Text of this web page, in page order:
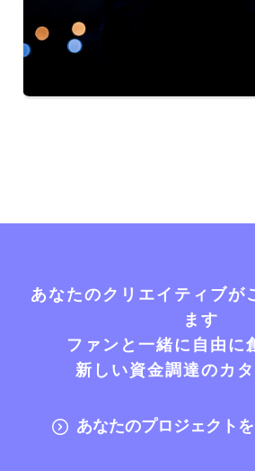
あなたのクリエイティブが
ます
ファンと一緒に自由に
新しい資金調達のカ
あなたのプロジェクト